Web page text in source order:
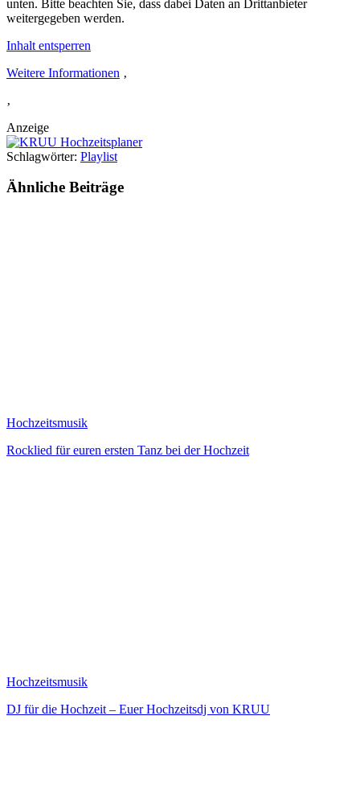
unten. Bitte beachten Sie, dass dabei Daten an Drittanbieter
weitergegeben werden.
Inhalt entsperren
Weitere Informationen ‚
‚
Anzeige
Schlagwörter: Playlist
Ähnliche Beiträge
Hochzeitsmusik
Rocklied für euren ersten Tanz bei der Hochzeit
Hochzeitsmusik
DJ für die Hochzeit – Euer Hochzeitsdj von KRUU